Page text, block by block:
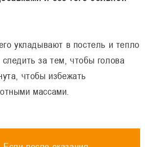
укладывают в постель и тепло
за тем, чтобы голова
чтобы избежать
массами.